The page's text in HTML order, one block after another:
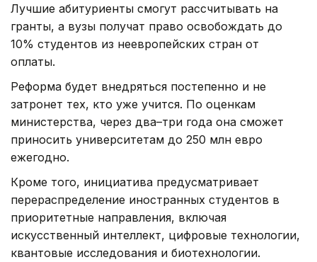
Лучшие абитуриенты смогут рассчитывать на
гранты, а вузы получат право освобождать до
10% студентов из неевропейских стран от
оплаты.
Реформа будет внедряться постепенно и не
затронет тех, кто уже учится. По оценкам
министерства, через два–три года она сможет
приносить университетам до 250 млн евро
ежегодно.
Кроме того, инициатива предусматривает
перераспределение иностранных студентов в
приоритетные направления, включая
искусственный интеллект, цифровые технологии,
квантовые исследования и биотехнологии.